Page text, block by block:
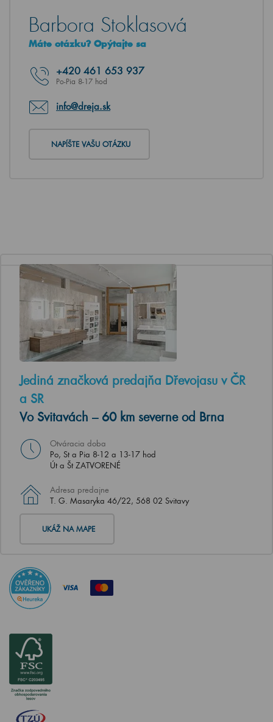
Barbora Stoklasová
Máte otázku? Opýtajte sa
+420 461 653 937
Po-Pia 8-17 hod
info@dreja.sk
NAPÍŠTE VAŠU OTÁZKU
Jediná značková predajňa Dřevojasu v ČR
a SR
Vo Svitavách – 60 km severne od Brna
Otváracia doba
Po, St a Pia 8-12 a 13-17 hod
Út a Št ZATVORENÉ
Adresa predajne
T. G. Masaryka 46/22, 568 02 Svitavy
UKÁŽ NA MAPE